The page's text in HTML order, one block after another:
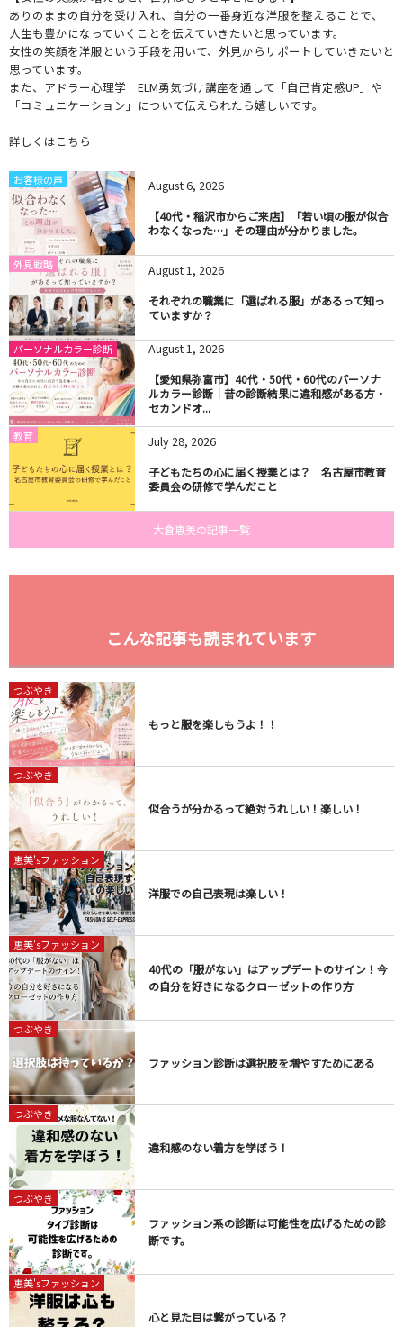
ありのままの自分を受け入れ、自分の一番身近な洋服を整えることで、
人生も豊かになっていくことを伝えていきたいと思っています。
女性の笑顔を洋服という手段を用いて、外見からサポートしていきたいと
思っています。
また、アドラー心理学 ELM勇気づけ講座を通して「自己肯定感UP」や
「コミュニケーション」について伝えられたら嬉しいです。
詳しくはこちら
お客様の声 August6, 2026
【40代・稲沢市からご来店】「若い頃の服が似合
わなくなった…」その理由が分かりました。
外見戦略 August1, 2026
それぞれの職業に「選ばれる服」があるって知っ
ていますか？
パーソナルカラー診断 August1, 2026
【愛知県弥富市】40代・50代・60代のパーソナ
ルカラー診断｜昔の診断結果に違和感がある方・
セカンドオ...
教育 July28, 2026
子どもたちの心に届く授業とは？ 名古屋市教育
委員会の研修で学んだこと
大倉恵美の記事一覧
こんな記事も読まれています
つぶやき
もっと服を楽しもうよ！！
つぶやき
似合うが分かるって絶対うれしい！楽しい！
恵美'sファッション
洋服での自己表現は楽しい！
恵美'sファッション
40代の「服がない」はアップデートのサイン！今
の自分を好きになるクローゼットの作り方
つぶやき
ファッション診断は選択肢を増やすためにある
つぶやき
違和感のない着方を学ぼう！
つぶやき
ファッション系の診断は可能性を広げるための診
断です。
恵美'sファッション
心と見た目は繋がっている？